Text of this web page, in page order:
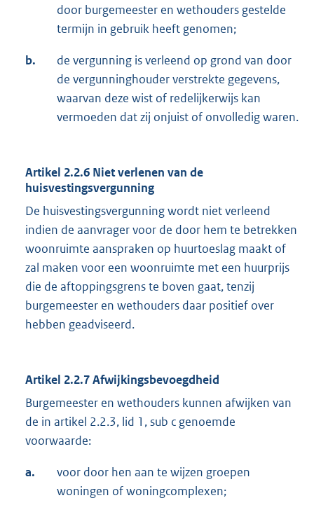
door burgemeester en wethouders gestelde
termijn in gebruik heeft genomen;
b.
de vergunning is verleend op grond van door
de vergunninghouder verstrekte gegevens,
waarvan deze wist of redelijkerwijs kan
vermoeden dat zij onjuist of onvolledig waren.
Artikel 2.2.6 Niet verlenen van de
huisvestingsvergunning
De huisvestingsvergunning wordt niet verleend
indien de aanvrager voor de door hem te betrekken
woonruimte aanspraken op huurtoeslag maakt of
zal maken voor een woonruimte met een huurprijs
die de aftoppingsgrens te boven gaat, tenzij
burgemeester en wethouders daar positief over
hebben geadviseerd.
Artikel 2.2.7 Afwijkingsbevoegdheid
Burgemeester en wethouders kunnen afwijken van
de in artikel 2.2.3, lid 1, sub c genoemde
voorwaarde:
a.
voor door hen aan te wijzen groepen
woningen of woningcomplexen;